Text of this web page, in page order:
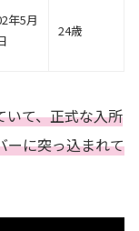
年5月
24歳
いて、正式な入所
ーに突っ込まれて